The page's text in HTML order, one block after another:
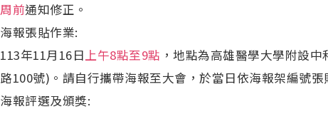
周前通知修正。
海報張貼作業:
113年11月16日上午8點至9點 ，地點為高雄醫學大學附設
路100號)。請自行攜帶海報至大會，於當日依海報架編號張
海報評選及頒獎: